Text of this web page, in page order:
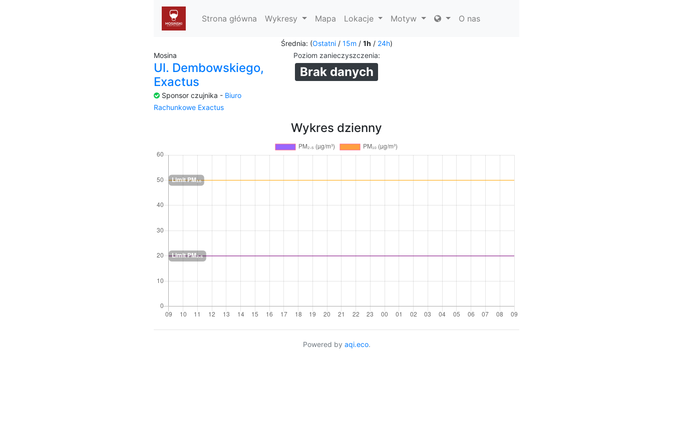
Strona główna Wykresy Mapa Lokacje Motyw O nas
Średnia: (Ostatni/ 15m / 1h / 24h)
Mosina
Ul. Dembowskiego,
Exactus
Sponsor czujnika - Biuro
Rachunkowe Exactus
Poziom zanieczyszczenia:
Brak danych
Wykres dzienny
Powered by aqi.eco.